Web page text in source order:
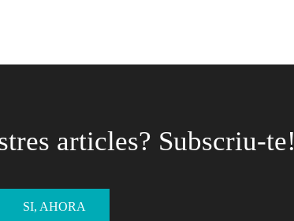
articles? Subscriu-te!
SI, AHORA